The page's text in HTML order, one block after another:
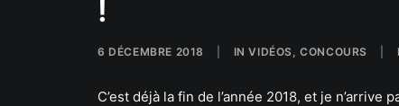
!
6 DÉCEMBRE 2018 INVIDÉOS,CONCOURS
C’est déjà la fin de l’année 2018, et je